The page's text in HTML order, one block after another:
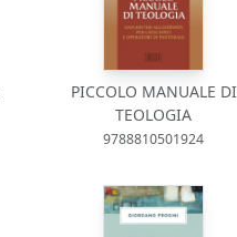
PICCOLO MANUALE DI
TEOLOGIA
9788810501924